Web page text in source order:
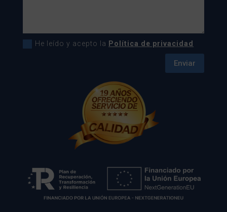
He leído y acepto la Política de privacidad
Enviar